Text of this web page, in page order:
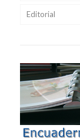
Editorial